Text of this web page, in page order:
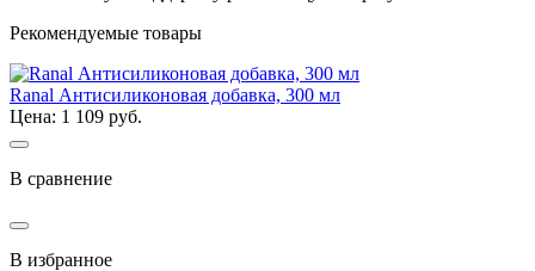
Рекомендуемые товары
Ranal Антисиликоновая добавка, 300 мл
Цена: 1 109 руб.
В сравнение
В избранное